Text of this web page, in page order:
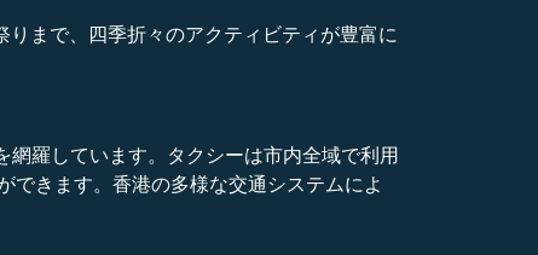
まで、四季折々のアクティビティが豊富に
羅しています。タクシーは市内全域で利用
できます。香港の多様な交通システムによ